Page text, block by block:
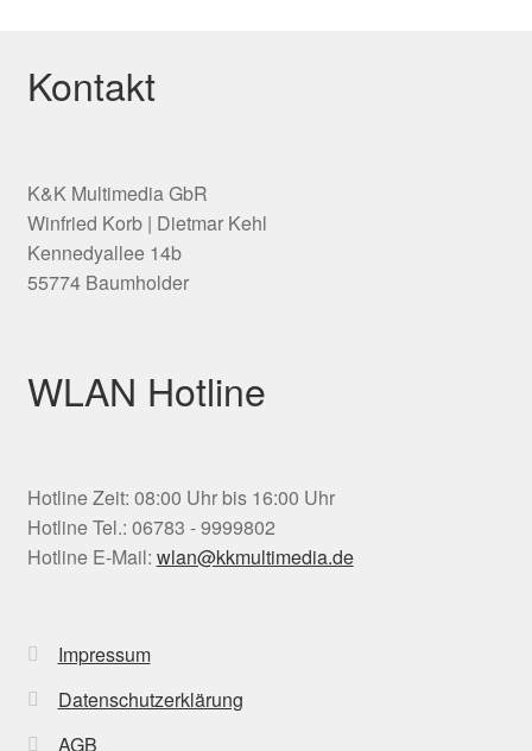
Kontakt
K&K Multimedia GbR
Winfried Korb | Dietmar Kehl
Kennedyallee 14b
55774 Baumholder
WLAN Hotline
Hotline Zeit: 08:00 Uhr bis 16:00 Uhr
Hotline Tel.: 06783 - 9999802
Hotline E-Mail: wlan@kkmultimedia.de
Impressum
Datenschutzerklärung
AGB